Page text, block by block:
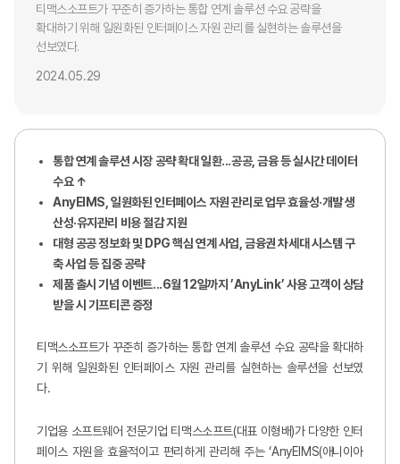
티맥스소프트가 꾸준히 증가하는 통합 연계 솔루션 수요 공략을
확대하기 위해 일원화된 인터페이스 자원 관리를 실현하는 솔루션을
선보였다.
2024.05.29
통합 연계 솔루션 시장 공략 확대 일환...공공, 금융 등 실시간 데이터
수요 ↑
AnyEIMS,일원화된 인터페이스 자원 관리로 업무 효율성·개발 생
산성·유지관리 비용 절감 지원
대형 공공 정보화 및 DPG 핵심 연계 사업, 금융권 차세대 시스템 구
축 사업 등 집중 공략
제품 출시 기념 이벤트...6월 12일까지 ’AnyLink’ 사용 고객이 상담
받을 시 기프티콘 증정
티맥스소프트가 꾸준히 증가하는 통합 연계 솔루션 수요 공략을 확대하
기 위해 일원화된 인터페이스 자원 관리를 실현하는 솔루션을 선보였
다.
기업용 소프트웨어 전문기업 티맥스소프트(대표 이형배)가 다양한 인터
페이스 자원을 효율적이고 편리하게 관리해 주는 ‘AnyEIMS(애니이아